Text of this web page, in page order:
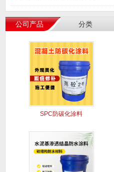
公司产品 分类
SPC防碳化涂料